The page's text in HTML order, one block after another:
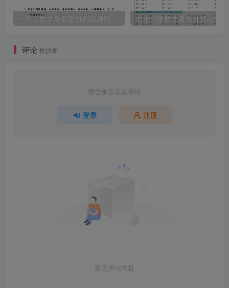
一升二数学暑假思维训练题50道-一上数学
评论 抢沙发
请登录后发表评论
登录 注册
暂无评论内容